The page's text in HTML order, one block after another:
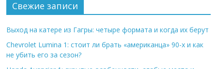
Свежие записи
Выход на катере из Гагры: четыре формата и когда их берут
Chevrolet Lumina 1: стоит ли брать «американца» 90-х и как
не убить его за сезон?